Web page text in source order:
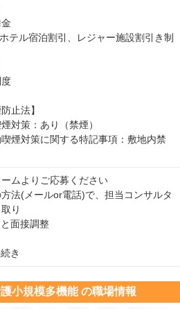
テル宿泊割引、レジャー施設割引き制
止法】
対策：あり（禁煙）
煙対策に関する特記事項：敷地内禁
ムよりご応募ください
法(メールor電話)で、担当コンサルタ
り
面接調整
き
小規模多機能 の職場情報